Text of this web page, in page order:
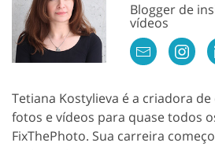
Blogger de
vídeos
Tetiana Kostylieva é a criadora
fotos e vídeos para quase todos
FixThePhoto. Sua carreira